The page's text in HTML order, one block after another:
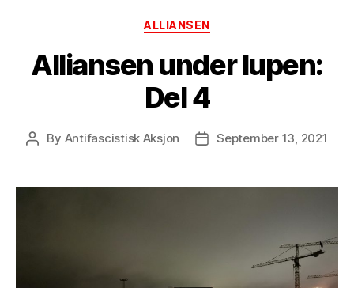
Categories
ALLIANSEN
Alliansen under lupen:
Del 4
Post
By Antifascistisk Aksjon
PostSeptember 13, 2021